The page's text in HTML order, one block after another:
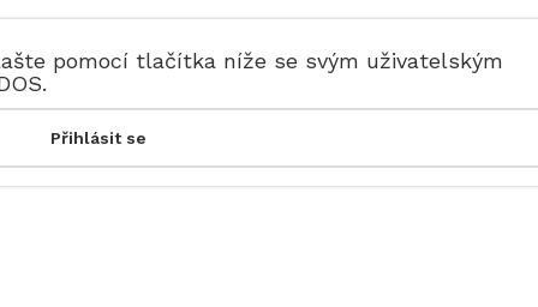
pomocí tlačítka níže se svým uživatelským